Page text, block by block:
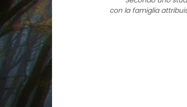
con la famiglia